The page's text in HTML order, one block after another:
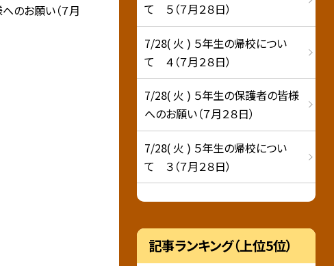
のお願い（７月
て ５（７月２８日）
7/28( 火 ) ５年生の帰校につい
て ４（７月２８日）
7/28( 火 ) ５年生の保護者の皆様
へのお願い（７月２８日）
7/28( 火 ) ５年生の帰校につい
て ３（７月２８日）
記事ランキング（上位5位）